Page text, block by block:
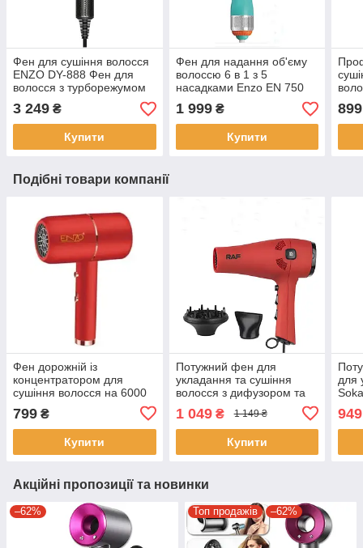
Фен для сушіння волосся
ENZO DY-888 Фен для
волосся з турборежумом
3 249 ₴
Купити
Фен для надання об'єму
волоссю 6 в 1 з 5
насадками Enzo EN 750
укладання волосся
1 999₴
Купити
899
Подібні товари компанії
Фен дорожній із
концентратором для
сушіння волосся на 6000
Червоний Фен з іонізацією
799 ₴
Купити
Потужний фен для
укладання та сушіння
волосся з дифузором та
концентратом на 2000W
RAF R.402 Червоний
1 049₴ 1 149 ₴
Купити
для
949
Акційні пропозиції та новинки
–62% Топ продажів –62%